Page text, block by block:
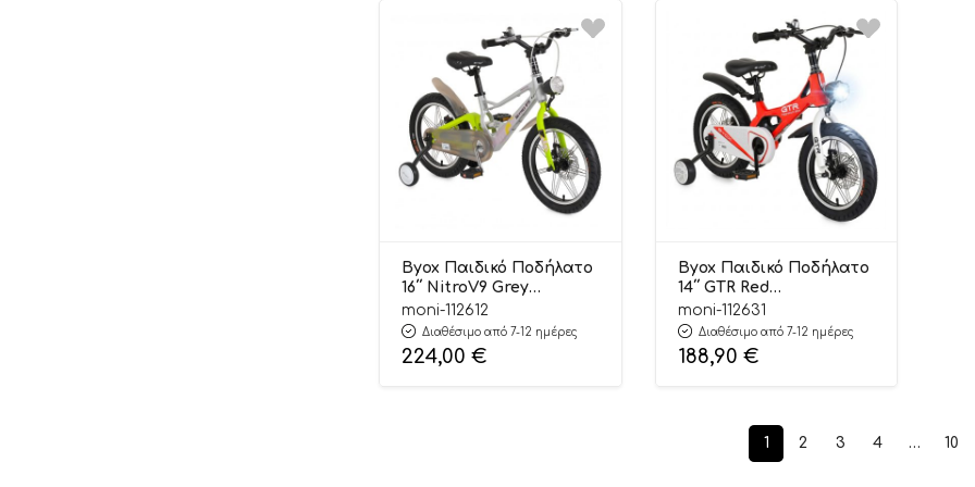
Byox Παιδικό Ποδήλατο
16΄΄ NitroV9 Grey
3800146203566
moni-112612
Διαθέσιμο από 7-12 ημέρες
224,00 €
Byox Παιδικό Ποδήλατο
14΄΄ GTR Red
3800146203511
moni-112631
Διαθέσιμο από 7-12 ημέρες
188,90 €
1 2 3 4 … 10